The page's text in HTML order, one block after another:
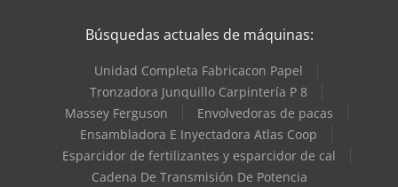
Búsquedas actuales de máquinas:
Unidad Completa Fabricacon Papel
Tronzadora Junquillo Carpintería P 8
Massey Ferguson
Envolvedoras de pacas
Ensambladora E Inyectadora Atlas Coop
Esparcidor de fertilizantes y esparcidor de cal
Cadena De Transmisión De Potencia